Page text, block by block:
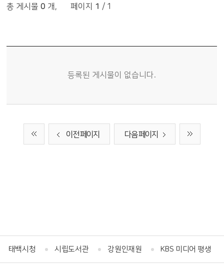
총 게시물0 개 , 페이지 1 / 1
보도기사 목록 - 번호, 제목, 파일, 조회수, 작성일정보 제공
등록된 게시물이 없습니다.
이전 페이지 다음 페이지
태백시청 시립도서관 강원인재원 KBS 미디어 평생교